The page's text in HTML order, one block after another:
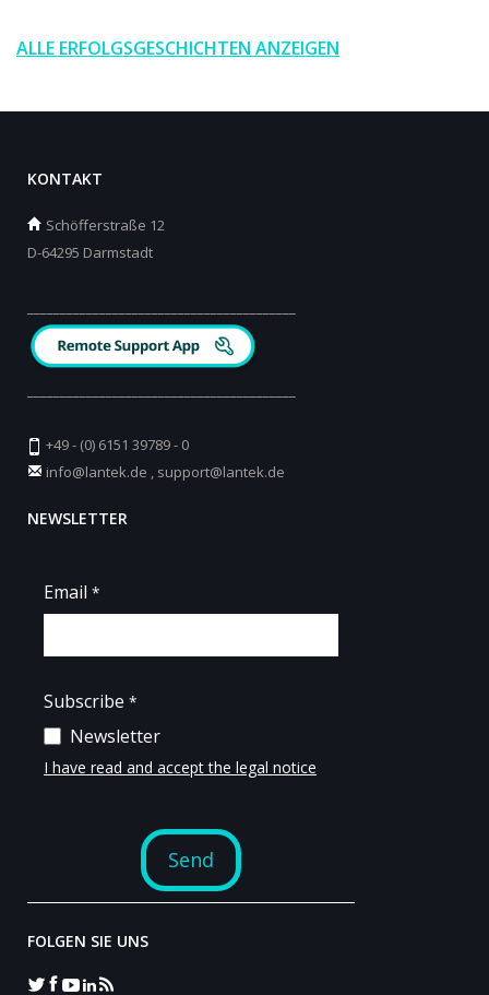
ALLE ERFOLGSGESCHICHTEN ANZEIGEN
KONTAKT
Schöfferstraße 12
D-64295 Darmstadt
+49 - (0) 6151 39789 - 0
info@lantek.de , support@lantek.de
NEWSLETTER
FOLGEN SIE UNS